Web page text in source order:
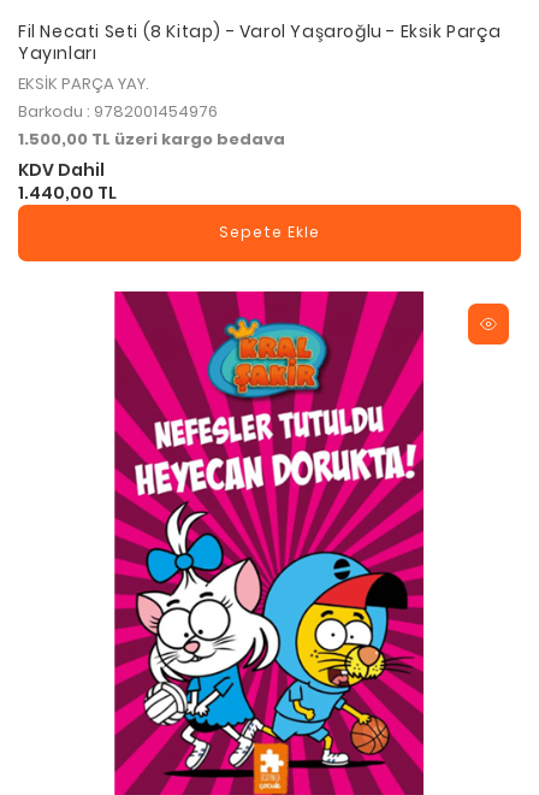
Fil Necati Seti (8 Kitap) - Varol Yaşaroğlu - Eksik Parça
Yayınları
EKSİK PARÇA YAY.
Barkodu : 9782001454976
1.500,00 TL üzeri kargo bedava
KDV Dahil
1.440,00 TL
Sepete Ekle